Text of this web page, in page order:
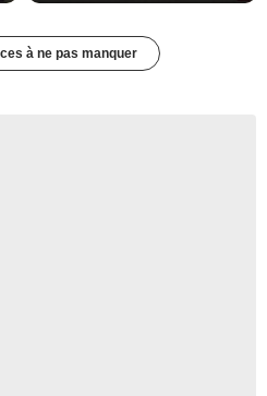
à ne pas manquer